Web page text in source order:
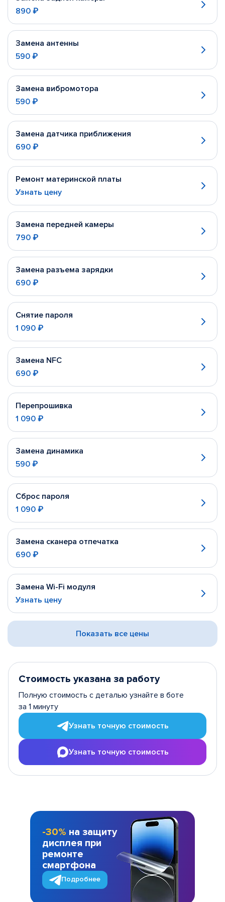
890 ₽
Замена антенны
590 ₽
Замена вибромотора
590 ₽
Замена датчика приближения
690 ₽
Ремонт материнской платы
Узнать цену
Замена передней камеры
790 ₽
Замена разъема зарядки
690 ₽
Снятие пароля
1 090 ₽
Замена NFC
690 ₽
Перепрошивка
1 090 ₽
Замена динамика
590 ₽
Сброс пароля
1 090 ₽
Замена сканера отпечатка
690 ₽
Замена Wi-Fi модуля
Узнать цену
Показать все цены
Стоимость указана за работу
Полную стоимость с деталью узнайте в боте
за 1 минуту
Узнать точную стоимость
Узнать точную стоимость
-30% на защиту
дисплея при
ремонте
смартфона
Подробнее